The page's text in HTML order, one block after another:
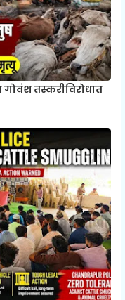
तस्करीविरोधात